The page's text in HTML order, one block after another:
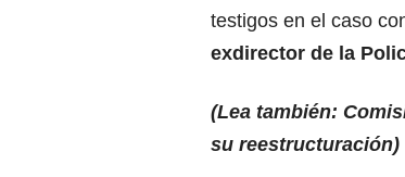
testigos en el caso
exdirector de la
(Lea también:
su reestructuración)